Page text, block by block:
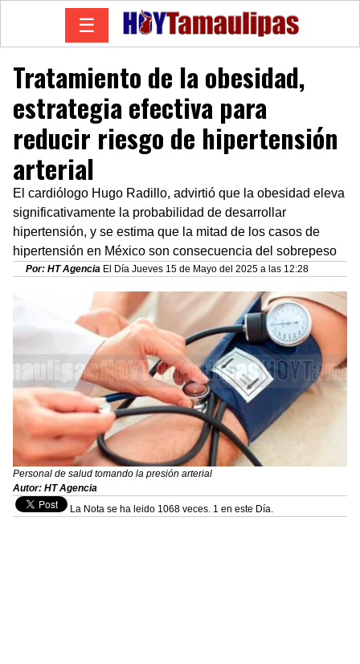
☰
Tratamiento de la obesidad,
estrategia efectiva para
reducir riesgo de hipertensión
arterial
El cardiólogo Hugo Radillo, advirtió que la obesidad eleva
significativamente la probabilidad de desarrollar
hipertensión, y se estima que la mitad de los casos de
hipertensión en México son consecuencia del sobrepeso
Por: HT Agencia El Día Jueves 15 de Mayo del 2025 a las 12:28
Personal de salud tomando la presión arterial
Autor: HT Agencia
La Nota se ha leido 1068 veces. 1 en este Día.